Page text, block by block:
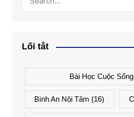
Lối tắt
Bài Học Cuộc Sống
Bình An Nội Tâm (16)